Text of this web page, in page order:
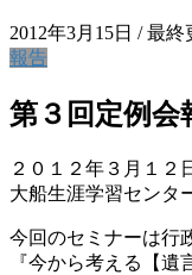
2012年3月15日 / 最終
報告
第３回定例会
２０１２年３月１２
大船生涯学習センタ
今回のセミナーは行
『今から考える【遺